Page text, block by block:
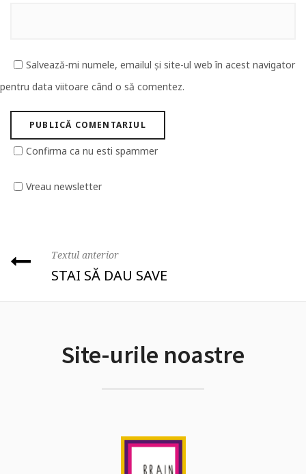
Salvează-mi numele, emailul și site-ul web în acest navigator
pentru data viitoare când o să comentez.
Confirma ca nu esti spammer
Vreau newsletter
Textul anterior
STAI SĂ DAU SAVE
Site-urile noastre